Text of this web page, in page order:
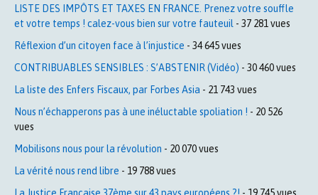
LISTE DES IMPÔTS ET TAXES EN FRANCE. Prenez votre souffle
et votre temps ! calez-vous bien sur votre fauteuil - 37 281 vues
Réflexion d’un citoyen face à l’injustice - 34 645 vues
CONTRIBUABLES SENSIBLES : S’ABSTENIR (Vidéo) - 30 460 vues
La liste des Enfers Fiscaux, par Forbes Asia - 21 743 vues
Nous n’échapperons pas à une inéluctable spoliation ! - 20 526
vues
Mobilisons nous pour la révolution - 20 070 vues
La vérité nous rend libre - 19 788 vues